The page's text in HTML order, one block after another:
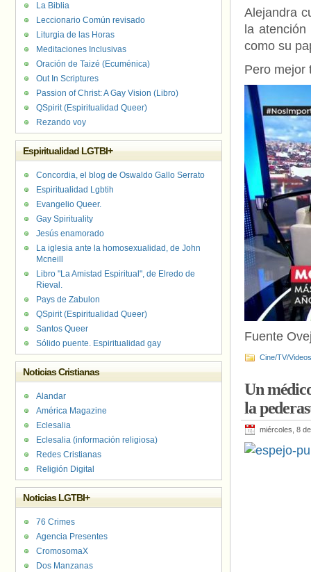
Alejandra
la
como su
Pero mejor
Fuente
Cine/TV/Videos
Un
la
miércoles, 8
La Biblia
Leccionario Común revisado
Liturgia de las Horas
Meditaciones Inclusivas
Oración de Taizé (Ecuménica)
Out In Scriptures
Passion of Christ: A Gay Vision (Libro)
QSpirit (Espiritualidad Queer)
Rezando voy
Espiritualidad LGTBI+
Concordia, el blog de Oswaldo Gallo Serrato
Espiritualidad Lgbtih
Evangelio Queer.
Gay Spirituality
Jesús enamorado
La iglesia ante la homosexualidad, de John
Mcneill
Libro "La Amistad Espiritual", de Elredo de
Rieval.
Pays de Zabulon
QSpirit (Espiritualidad Queer)
Santos Queer
Sólido puente. Espiritualidad gay
Noticias Cristianas
Alandar
América Magazine
Eclesalia
Eclesalia (información religiosa)
Redes Cristianas
Religión Digital
Noticias LGTBI+
76 Crimes
Agencia Presentes
CromosomaX
Dos Manzanas